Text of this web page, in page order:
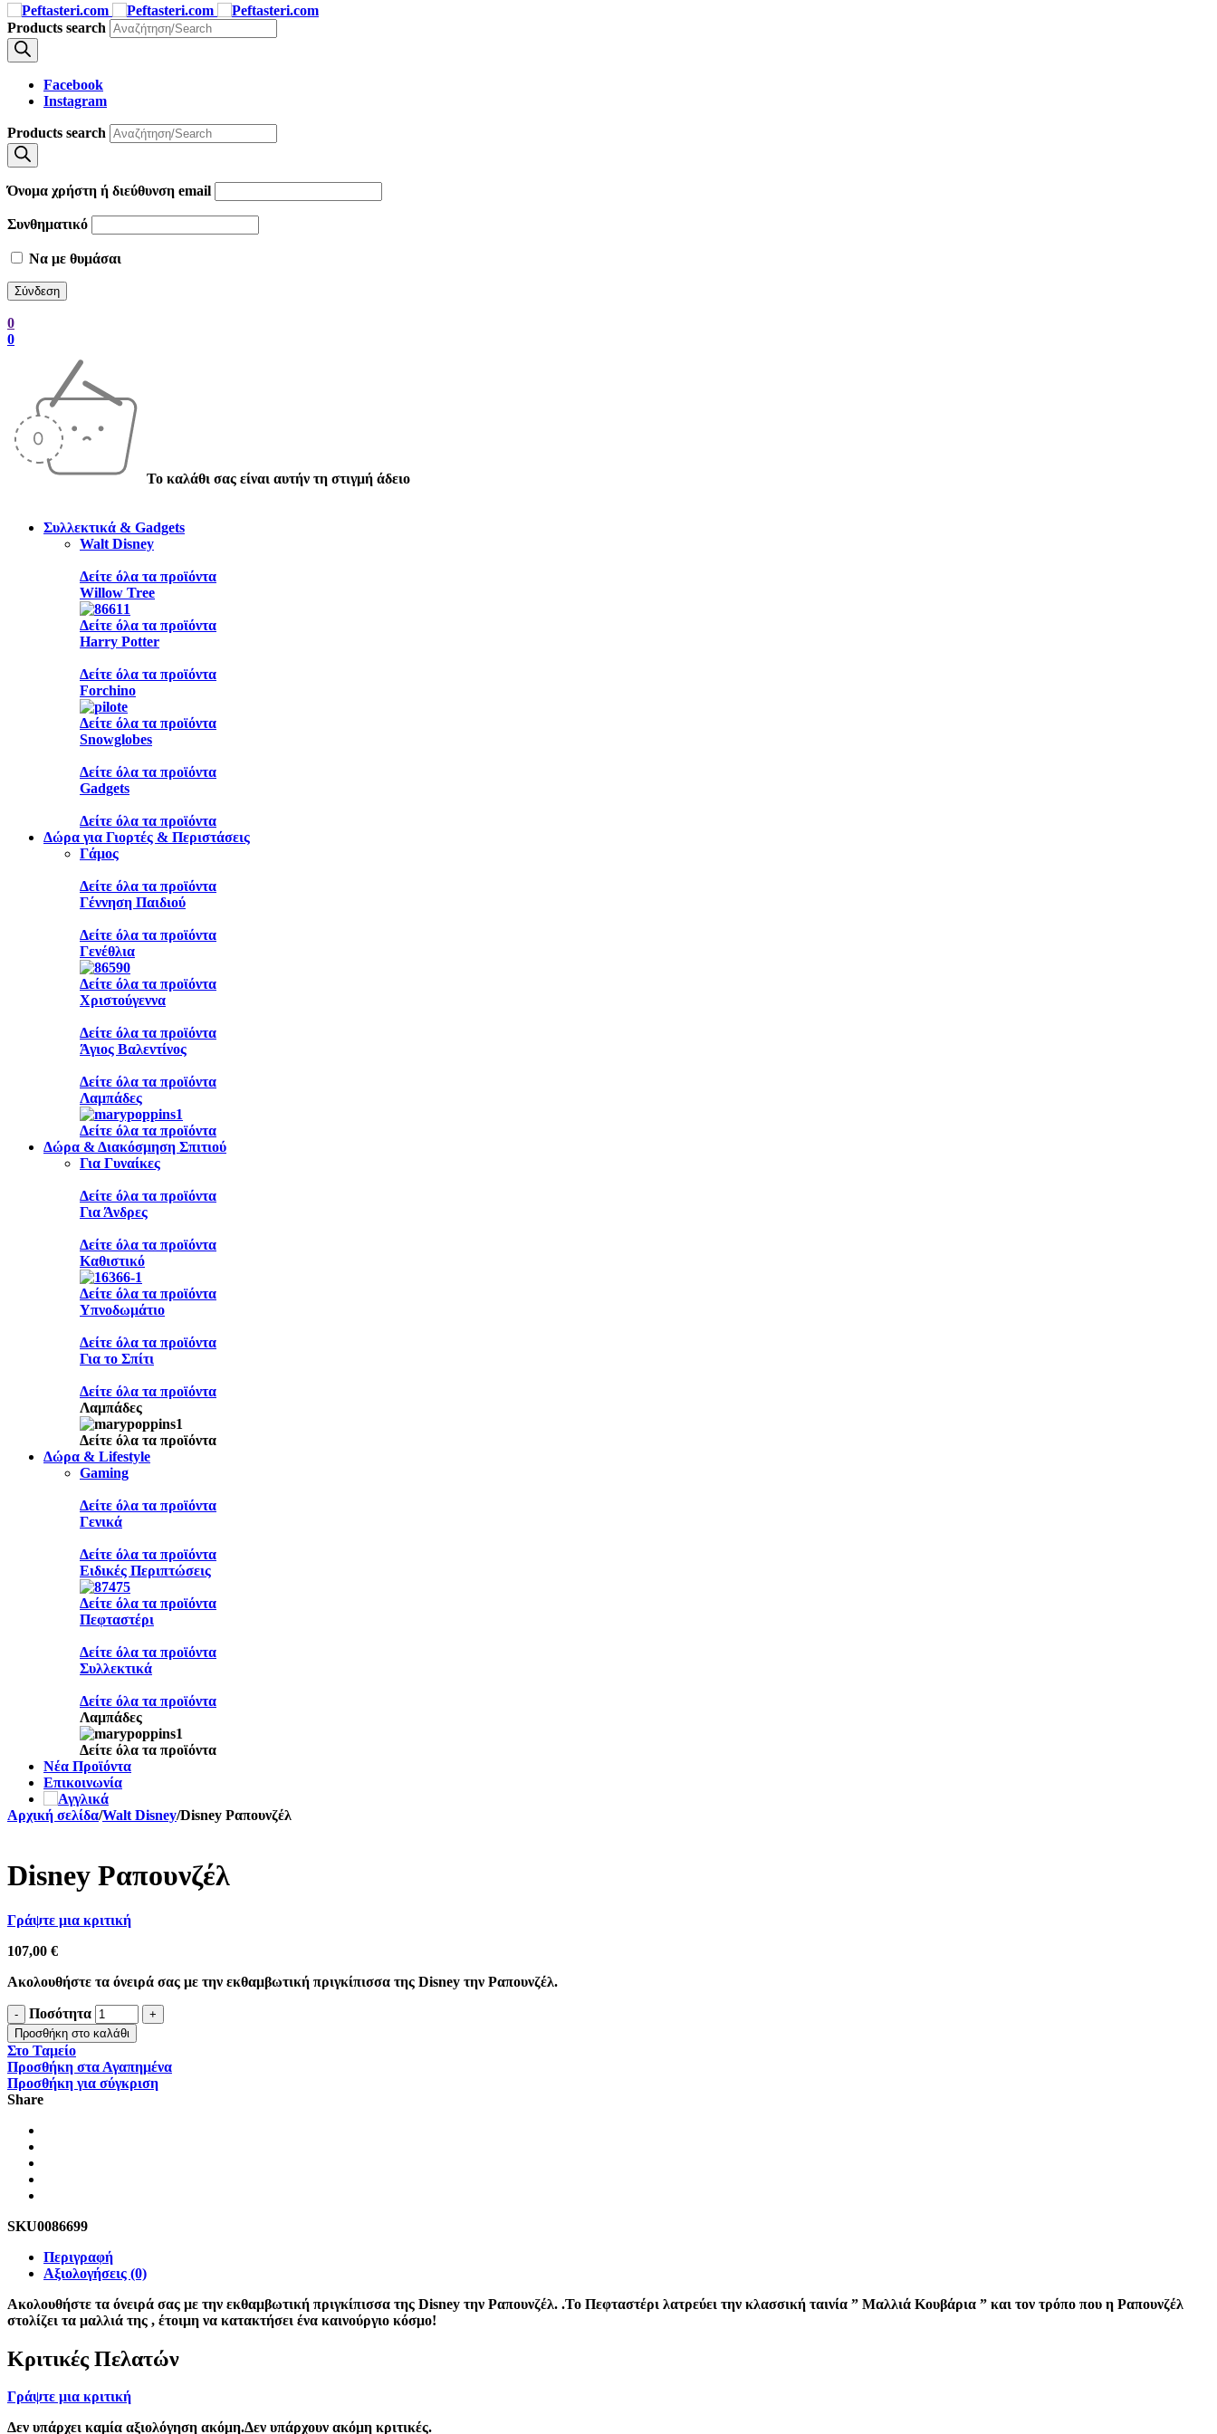
Products search
Facebook
Instagram
Products search
Όνομα χρήστη ή διεύθυνση email
Συνθηματικό
Να με θυμάσαι
0
0
Το καλάθι σας είναι αυτήν τη στιγμή άδειο
Συλλεκτικά & Gadgets
Walt Disney
Δείτε όλα τα προϊόντα
Willow Tree
Δείτε όλα τα προϊόντα
Harry Potter
Δείτε όλα τα προϊόντα
Forchino
Δείτε όλα τα προϊόντα
Snowglobes
Δείτε όλα τα προϊόντα
Gadgets
Δείτε όλα τα προϊόντα
Δώρα για Γιορτές & Περιστάσεις
Γάμος
Δείτε όλα τα προϊόντα
Γέννηση Παιδιού
Δείτε όλα τα προϊόντα
Γενέθλια
Δείτε όλα τα προϊόντα
Χριστούγεννα
Δείτε όλα τα προϊόντα
Άγιος Βαλεντίνος
Δείτε όλα τα προϊόντα
Λαμπάδες
Δείτε όλα τα προϊόντα
Δώρα & Διακόσμηση Σπιτιού
Για Γυναίκες
Δείτε όλα τα προϊόντα
Για Άνδρες
Δείτε όλα τα προϊόντα
Καθιστικό
Δείτε όλα τα προϊόντα
Υπνοδωμάτιο
Δείτε όλα τα προϊόντα
Για το Σπίτι
Δείτε όλα τα προϊόντα
Λαμπάδες
Δείτε όλα τα προϊόντα
Δώρα & Lifestyle
Gaming
Δείτε όλα τα προϊόντα
Γενικά
Δείτε όλα τα προϊόντα
Ειδικές Περιπτώσεις
Δείτε όλα τα προϊόντα
Πεφταστέρι
Δείτε όλα τα προϊόντα
Συλλεκτικά
Δείτε όλα τα προϊόντα
Λαμπάδες
Δείτε όλα τα προϊόντα
Νέα Προϊόντα
Επικοινωνία
Αρχική σελίδα/Walt Disney/Disney Ραπουνζέλ
Disney Ραπουνζέλ
Γράψτε μια κριτική
107,00 €
Ακολουθήστε τα όνειρά σας με την εκθαμβωτική πριγκίπισσα της Disney την Ραπουνζέλ.
Ποσότητα
Προσθήκη στο καλάθι
Στο Ταμείο
Προσθήκη στα Αγαπημένα
Προσθήκη για σύγκριση
Share
SKU0086699
Περιγραφή
Αξιολογήσεις (0)
Ακολουθήστε τα όνειρά σας με την εκθαμβωτική πριγκίπισσα της Disney την Ραπουνζέλ. .Το Πεφταστέρι λατρεύει την κλασσική ταινία ” Μαλλιά Κουβάρια ” και τον τρόπο που η Ραπουνζέλ
στολίζει τα μαλλιά της , έτοιμη να κατακτήσει ένα καινούργιο κόσμο!
Κριτικές Πελατών
Γράψτε μια κριτική
Δεν υπάρχει καμία αξιολόγηση ακόμη.Δεν υπάρχουν ακόμη κριτικές.